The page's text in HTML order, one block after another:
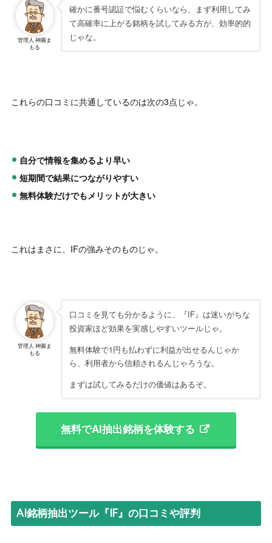
管理人 神園ま
もる
確かに番号認証で悩むくらいなら、まず利用してみ
て高確率に上がる銘柄を試してみる方が、効率的的
じゃな。
これらの口コミに共通しているのは次の3点じゃ。
自分で情報を集めるより早い
短期間で結果につながりやすい
無料体験だけでもメリットが大きい
これはまさに、IFの強みそのものじゃ。
管理人 神園ま
もる
口コミを見ても分かるように、『IF』は迷いがちな
投資家ほど効果を実感しやすいツールじゃ。
無料体験で1円も払わずに利益が出せるんじゃか
ら、利用者から信頼されるんじゃろうな。
まずは試してみるだけの価値はあるぞ。
無料でAI抽出銘柄を体験する
AI銘柄抽出ツール『IF』の口コミや評判